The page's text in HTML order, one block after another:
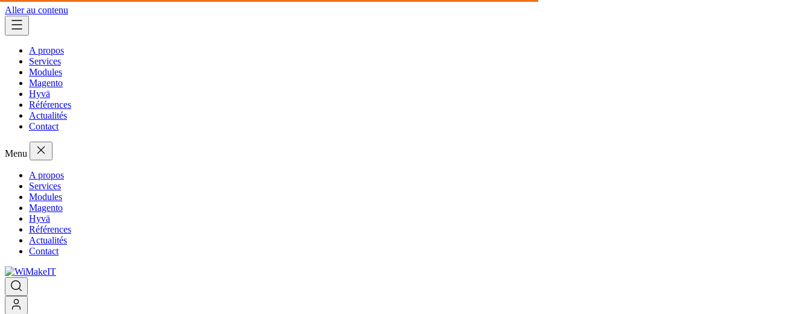
Aller au contenu
A propos
Services
Modules
Magento
Hyvä
Références
Actualités
Contact
Menu
A propos
Services
Modules
Magento
Hyvä
Références
Actualités
Contact